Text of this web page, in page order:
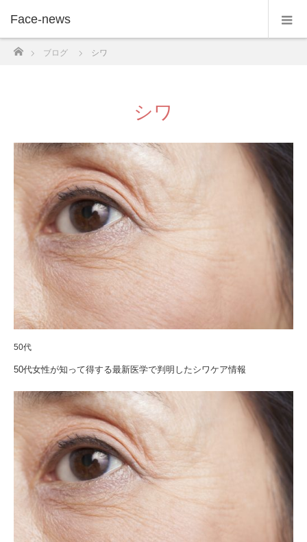
Face-news
ブログ シワ
シワ
50代
50代女性が知って得する最新医学で判明したシワケア情報